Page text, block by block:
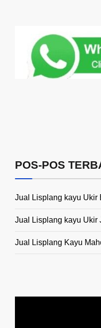
POS-POS
Jual Lisplang kayu Ukir
Jual Lisplang kayu Ukir
Jual Lisplang Kayu